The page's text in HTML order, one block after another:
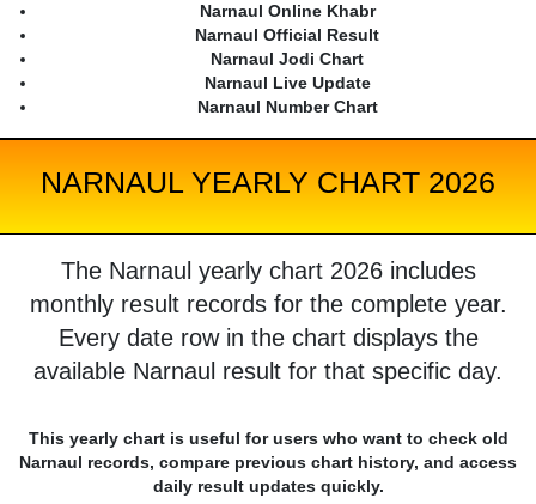
Narnaul Online Khabr
Narnaul Official Result
Narnaul Jodi Chart
Narnaul Live Update
Narnaul Number Chart
NARNAUL YEARLY CHART 2026
The Narnaul yearly chart 2026 includes
monthly result records for the complete year.
Every date row in the chart displays the
available Narnaul result for that specific day.
This yearly chart is useful for users who want to check old
Narnaul records, compare previous chart history, and access
daily result updates quickly.